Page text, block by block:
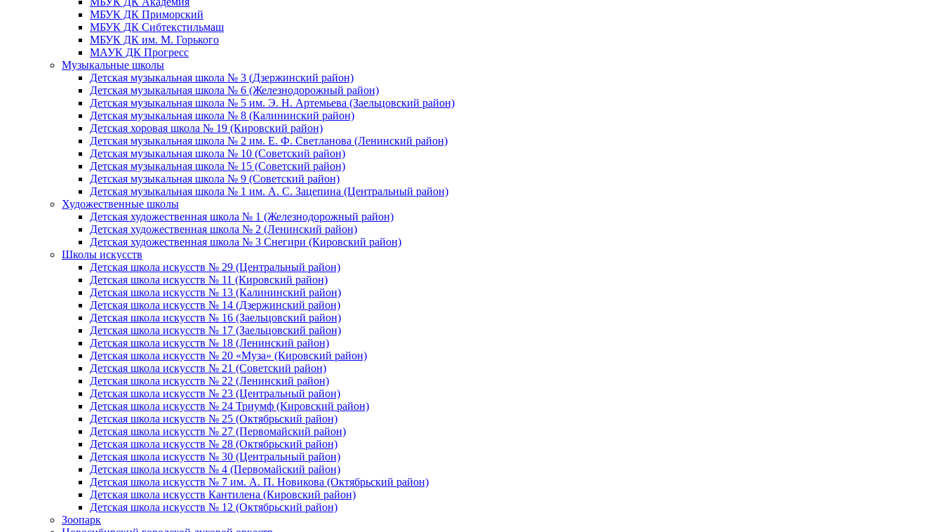
МБУК ДК Приморский
МБУК ДК Сибтекстильмаш
МБУК ДК им. М. Горького
МАУК ДК Прогресс
Музыкальные школы
Детская музыкальная школа № 3 (Дзержинский район)
Детская музыкальная школа № 6 (Железнодорожный район)
Детская музыкальная школа № 5 им. Э. Н. Артемьева (Заельцовский район)
Детская музыкальная школа № 8 (Калининский район)
Детская хоровая школа № 19 (Кировский район)
Детская музыкальная школа № 2 им. Е. Ф. Светланова (Ленинский район)
Детская музыкальная школа № 10 (Советский район)
Детская музыкальная школа № 15 (Советский район)
Детская музыкальная школа № 9 (Советский район)
Детская музыкальная школа № 1 им. А. С. Зацепина (Центральный район)
Художественные школы
Детская художественная школа № 1 (Железнодорожный район)
Детская художественная школа № 2 (Ленинский район)
Детская художественная школа № 3 Снегири (Кировский район)
Школы искусств
Детская школа искусств № 29 (Центральный район)
Детская школа искусств № 11 (Кировский район)
Детская школа искусств № 13 (Калининский район)
Детская школа искусств № 14 (Дзержинский район)
Детская школа искусств № 16 (Заельцовский район)
Детская школа искусств № 17 (Заельцовский район)
Детская школа искусств № 18 (Ленинский район)
Детская школа искусств № 20 «Муза» (Кировский район)
Детская школа искусств № 21 (Советский район)
Детская школа искусств № 22 (Ленинский район)
Детская школа искусств № 23 (Центральный район)
Детская школа искусств № 24 Триумф (Кировский район)
Детская школа искусств № 25 (Октябрьский район)
Детская школа искусств № 27 (Первомайский район)
Детская школа искусств № 28 (Октябрьский район)
Детская школа искусств № 30 (Центральный район)
Детская школа искусств № 4 (Первомайский район)
Детская школа искусств № 7 им. А. П. Новикова (Октябрьский район)
Детская школа искусств Кантилена (Кировский район)
Детская школа искусств № 12 (Октябрьский район)
Зоопарк